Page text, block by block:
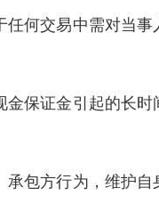
何交易中需对当
保证金引起的长
包方行为，维护